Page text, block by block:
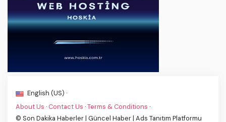
English (US) ·
About Us · Contact Us ·Terms & Conditions ·
© Son Dakika Haberler | Güncel Haber | Ads Tanıtım Platformu